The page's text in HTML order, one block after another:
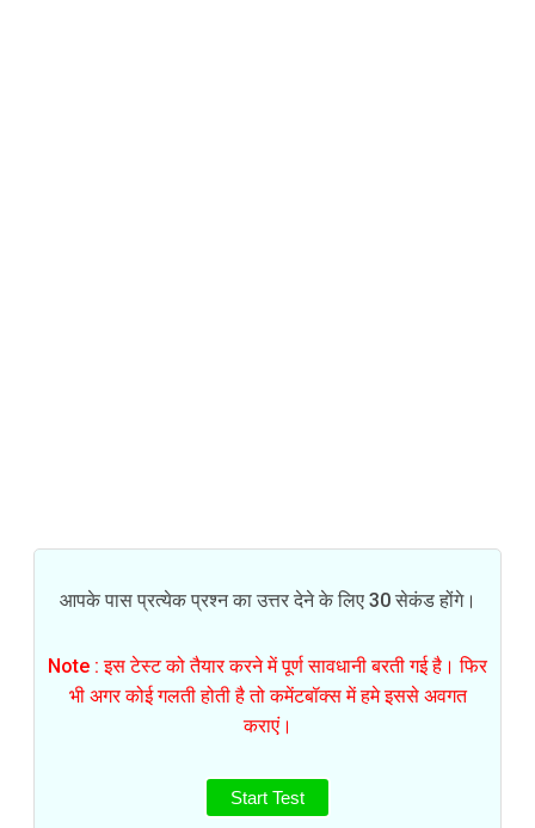
आपके पास प्रत्येक प्रश्न का उत्तर देने के लिए 30 सेकंड होंगे।
Note : इस टेस्ट को तैयार करने में पूर्ण सावधानी बरती गई है। फिर
भी अगर कोई गलती होती है तो कमेंटबॉक्स में हमे इससे अवगत
कराएं।
Start Test